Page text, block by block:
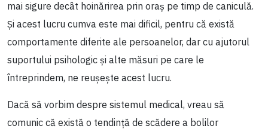
mai sigure decât hoinărirea prin oraș pe timp de caniculă.
Și acest lucru cumva este mai dificil, pentru că există
comportamente diferite ale persoanelor, dar cu ajutorul
suportului psihologic și alte măsuri pe care le
întreprindem, ne reușește acest lucru.
Dacă să vorbim despre sistemul medical, vreau să
comunic că există o tendință de scădere a bolilor